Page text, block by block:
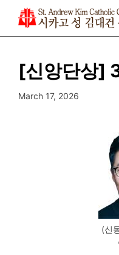
[신앙단상]
March 17, 2026
(신